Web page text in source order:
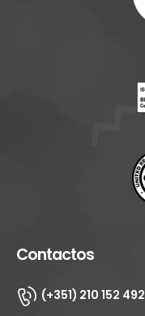
Contactos
(+351) 210 152 492